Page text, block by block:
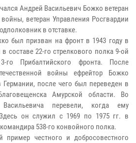
Андрей Васильевич Божко ветеран
ветеран Управления Росгвардии
в отставке.
был призван на фронт в 1943 году в
составе 22-го стрелкового полка 9-ой
го Прибалтийского фронта. После
войны ефрейтор Божко
Германии, после чего был переведен в
Амурской области. Во
перевели, когда ему
он служил с 1969 по 1975 гг. в
538-го конвойного полка.
честного и добросовестного